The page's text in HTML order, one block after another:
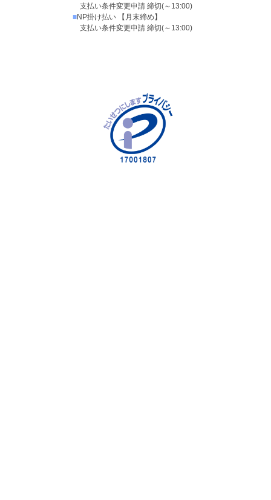
支払い条件変更申請 締切(～13:00)
■NP掛け払い 【月末締め】
支払い条件変更申請 締切(～13:00)